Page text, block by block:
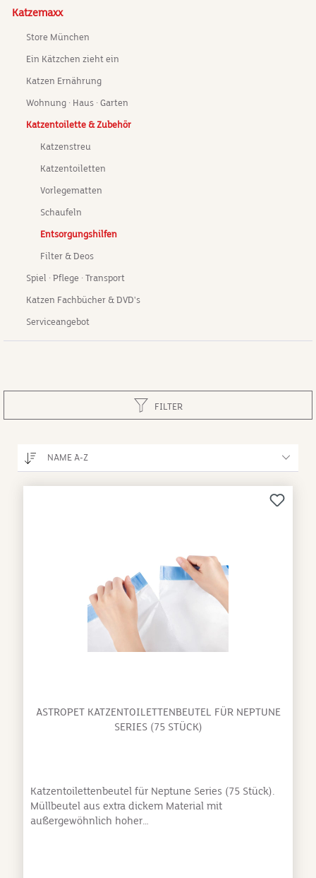
Katzemaxx
Store München
Ein Kätzchen zieht ein
Katzen Ernährung
Wohnung · Haus · Garten
Katzentoilette & Zubehör
Katzenstreu
Katzentoiletten
Vorlegematten
Schaufeln
Entsorgungshilfen
Filter & Deos
Spiel · Pflege · Transport
Katzen Fachbücher & DVD's
Serviceangebot
FILTER
NAME A-Z
ASTROPET KATZENTOILETTENBEUTEL FÜR NEPTUNE
SERIES (75 STÜCK)
Katzentoilettenbeutel für Neptune Series (75 Stück).
Müllbeutel aus extra dickem Material mit
außergewöhnlich hoher